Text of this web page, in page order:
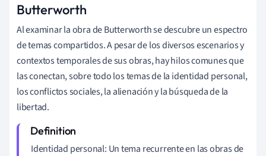
Butterworth
Al examinar la obra de Butterworth se descubre un espectro
de temas compartidos. A pesar de los diversos escenarios y
contextos temporales de sus obras, hay hilos comunes que
las conectan, sobre todo los temas de la identidad personal,
los conflictos sociales, la alienación y la búsqueda de la
libertad.
Identidad personal: Un tema recurrente en las obras de